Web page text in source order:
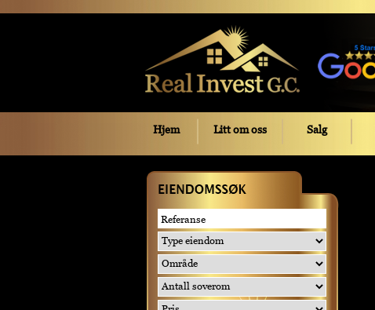
Hjem Litt om oss Salg